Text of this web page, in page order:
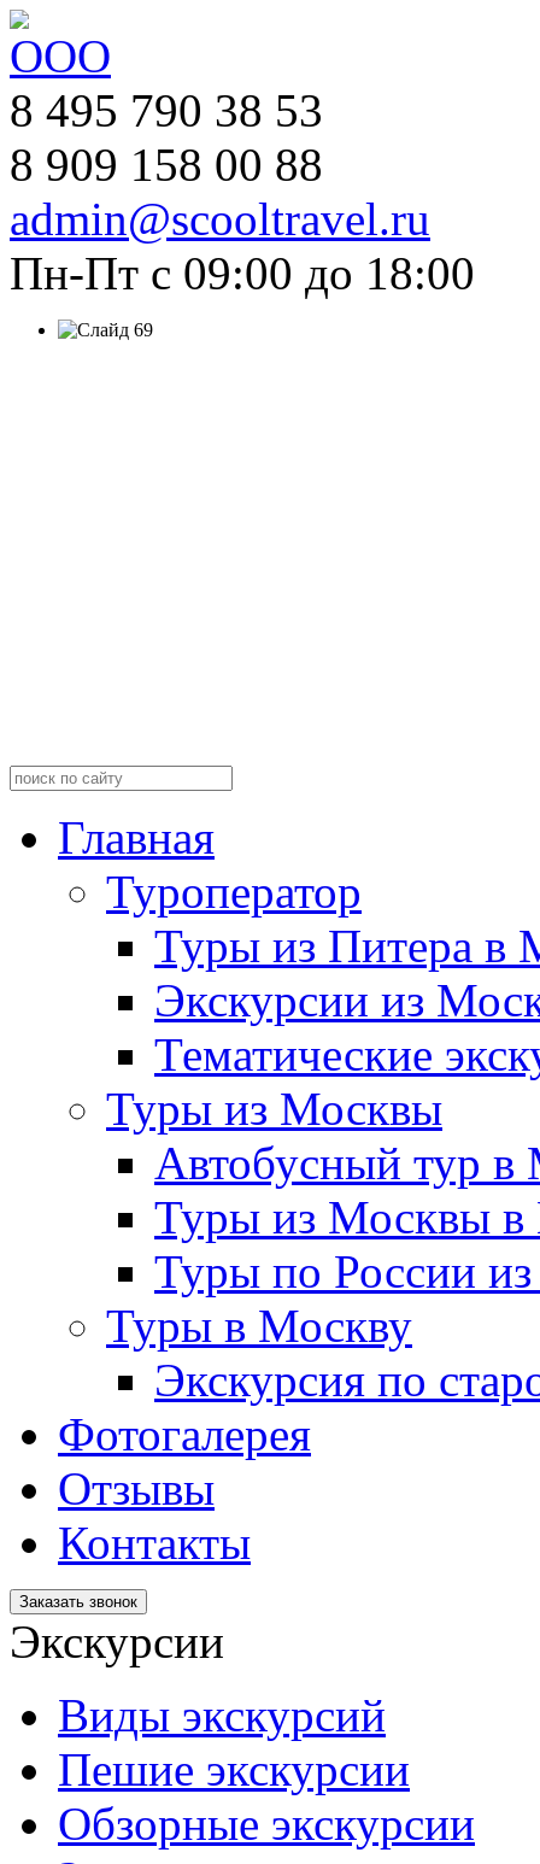
8 495 790 38 53
8 909 158 00 88
admin@scooltravel.ru
Пн-Пт с 09:00 до 18:00
Главная
Туроператор
Туры из Питера в
Экскурсии из
Тематические
Туры из Москвы
Автобусный тур в
Туры из Москвы в
Туры по России
Туры в Москву
Экскурсия по
Фотогалерея
Отзывы
Контакты
Заказать звонок
Экскурсии
Виды экскурсий
Пешие экскурсии
Обзорные экскурсии